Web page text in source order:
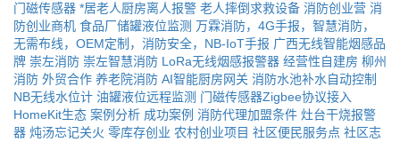
门磁传感器 *居老人厨房离人报警 老人摔倒求救设备 消防创业营 消
防创业商机 食品厂储罐液位监测 万霖消防，4G手报，智慧消防，
无需布线，OEM定制，消防安全，NB-IoT手报 广西无线智能烟感品
牌 崇左消防 崇左智慧消防 LoRa无线烟感报警器 经营性自建房 柳州
消防 外贸合作 养老院消防 AI智能厨房网关 消防水池补水自动控制
NB无线水位计 油罐液位远程监测 门磁传感器Zigbee协议接入
HomeKit生态 案例分析 成功案例 消防代理加盟条件 灶台干烧报警
器 炖汤忘记关火 零库存创业 农村创业项目 社区便民服务点 社区志